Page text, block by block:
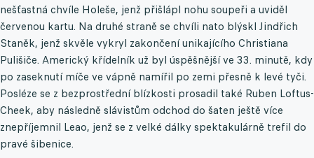
nešťastná chvíle Holeše, jenž přišlápl nohu soupeři a uviděl
červenou kartu. Na druhé straně se chvíli nato blýskl Jindřich
Staněk, jenž skvěle vykryl zakončení unikajícího Christiana
Pulišiče. Americký křídelník už byl úspěšnější ve 33. minutě, kdy
po zaseknutí míče ve vápně namířil po zemi přesně k levé tyči.
Posléze se z bezprostřední blízkosti prosadil také Ruben Loftus-
Cheek, aby následně slávistům odchod do šaten ještě více
znepříjemnil Leao, jenž se z velké dálky spektakulárně trefil do
pravé šibenice.